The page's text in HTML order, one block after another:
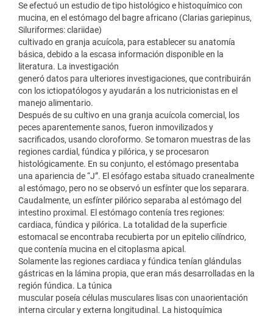
Se efectuó un estudio de tipo histológico e histoquímico con
mucina, en el estómago del bagre africano (Clarias gariepinus,
Siluriformes: clariidae)
cultivado en granja acuícola, para establecer su anatomía
básica, debido a la escasa información disponible en la
literatura. La investigación
generó datos para ulteriores investigaciones, que contribuirán
con los ictiopatólogos y ayudarán a los nutricionistas en el
manejo alimentario.
Después de su cultivo en una granja acuícola comercial, los
peces aparentemente sanos, fueron inmovilizados y
sacrificados, usando cloroformo. Se tomaron muestras de las
regiones cardial, fúndica y pilórica, y se procesaron
histológicamente. En su conjunto, el estómago presentaba
una apariencia de “J”. El esófago estaba situado cranealmente
al estómago, pero no se observó un esfínter que los separara.
Caudalmente, un esfínter pilórico separaba al estómago del
intestino proximal. El estómago contenía tres regiones:
cardiaca, fúndica y pilórica. La totalidad de la superficie
estomacal se encontraba recubierta por un epitelio cilíndrico,
que contenía mucina en el citoplasma apical.
Solamente las regiones cardiaca y fúndica tenían glándulas
gástricas en la lámina propia, que eran más desarrolladas en la
región fúndica. La túnica
muscular poseía células musculares lisas con unaorientación
interna circular y externa longitudinal. La histoquímica